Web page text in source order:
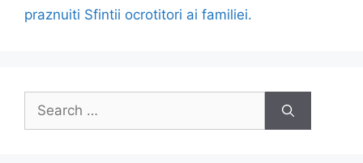
praznuiti Sfintii ocrotitori ai familiei.
Search
for: